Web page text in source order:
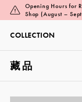
Opening Hours for
Shop (August –
COLLECTION
藏品